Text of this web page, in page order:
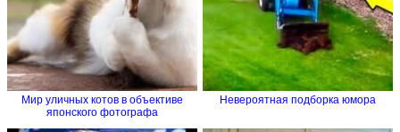
Мир уличных котов в объективе
японского фотографа
Невероятная подборка юмора